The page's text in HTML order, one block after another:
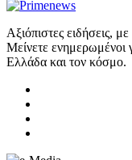
Αξιόπιστες ειδήσεις,
Μείνετε ενημερωμένοι
Ελλάδα και τον κόσμο.